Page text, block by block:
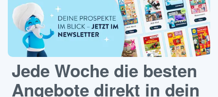
Jede Woche die besten
Angebote direkt in dein